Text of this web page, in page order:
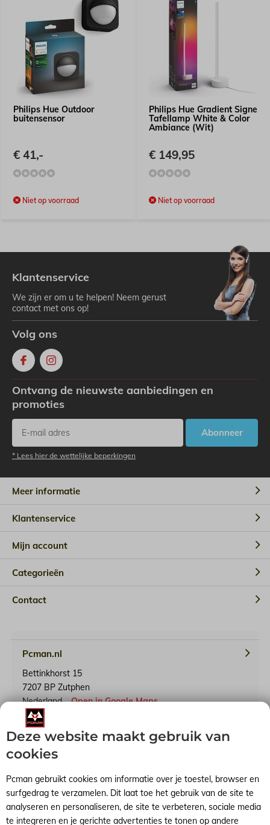
Philips Hue Outdoor
buitensensor
€ 41,-
Niet op voorraad
Philips Hue Gradient Signe
Tafellamp White & Color
Ambiance (Wit)
€ 149,95
Niet op voorraad
Klantenservice
We zijn er om u te helpen! Neem gerust
contact met ons op!
Volg ons
Ontvang de nieuwste aanbiedingen en
promoties
Abonneer
* Lees hier de wettelijke beperkingen
Meer informatie
Klantenservice
Mijn account
Categorieën
Contact
Pcman.nl
Bettinkhorst 15
7207 BP Zutphen
Nederland
Open in Google Maps
KvK-nummer: 65241614
BTW-identificatienummer: NL001791739B90
Algemene voorwaarden RSS-feed Sitemap
Deze website maakt gebruik van
cookies
Pcman gebruikt cookies om informatie over je toestel, browser en
surfgedrag te verzamelen. Dit laat toe het gebruik van de site te
analyseren en personaliseren, de site te verbeteren, sociale media
te integreren en je gerichte advertenties te tonen op andere